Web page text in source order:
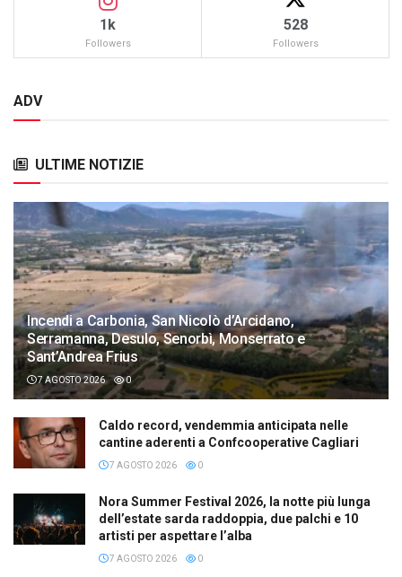
1k
Followers
528
Followers
ADV
ULTIME NOTIZIE
Incendi a Carbonia, San Nicolò d’Arcidano,
Serramanna, Desulo, Senorbì, Monserrato e
Sant’Andrea Frius
7 AGOSTO 2026 0
Caldo record, vendemmia anticipata nelle
cantine aderenti a Confcooperative Cagliari
7 AGOSTO 2026 0
Nora Summer Festival 2026, la notte più lunga
dell’estate sarda raddoppia, due palchi e 10
artisti per aspettare l’alba
7 AGOSTO 2026 0